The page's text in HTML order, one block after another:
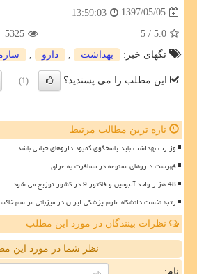
1397/05/05
13:59:03
5.0
/ 5
5325
تگهای خبر:
بهداشت دارو
این مطلب را می پسندید؟ (1)
تازه ترین مطالب مرتبط
وزارت بهداشت باید پاسخگوی کمبود داروهای حیاتی باشد
فهرست داروهای ممنوعه در مسافرت به عراق
48 هزار واحد آلبومین و فاکتور 9 در کشور توزیع می شود
رتبه نخست دانشگاه علوم پزشکی ایران در میزبانی مراسم
نظرات بینندگان در مورد این مطلب
نظر شما در مورد این
نام: